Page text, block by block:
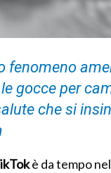
fenomeno
gocce per
che si
è da tempo